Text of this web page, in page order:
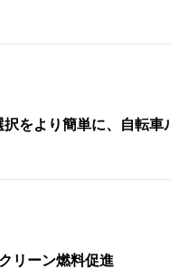
をより簡単に、自転車
リーン燃料促進